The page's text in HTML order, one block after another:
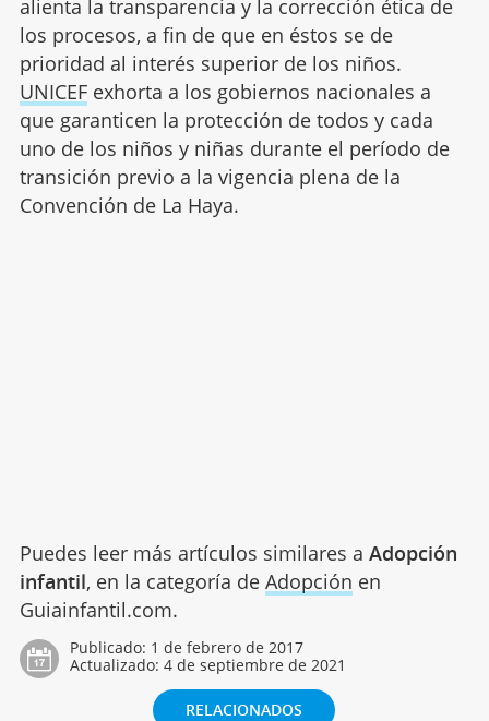
alienta la transparencia y la corrección ética de
los procesos, a fin de que en éstos se de
prioridad al interés superior de los niños.
UNICEFexhorta a los gobiernos nacionales a
que garanticen la protección de todos y cada
uno de los niños y niñas durante el período de
transición previo a la vigencia plena de la
Convención de La Haya.
Puedes leer más artículos similares a Adopción
infantil, en la categoría de Adopción en
Guiainfantil.com.
Publicado: 1 de febrero de 2017
Actualizado: 4 de septiembre de 2021
RELACIONADOS